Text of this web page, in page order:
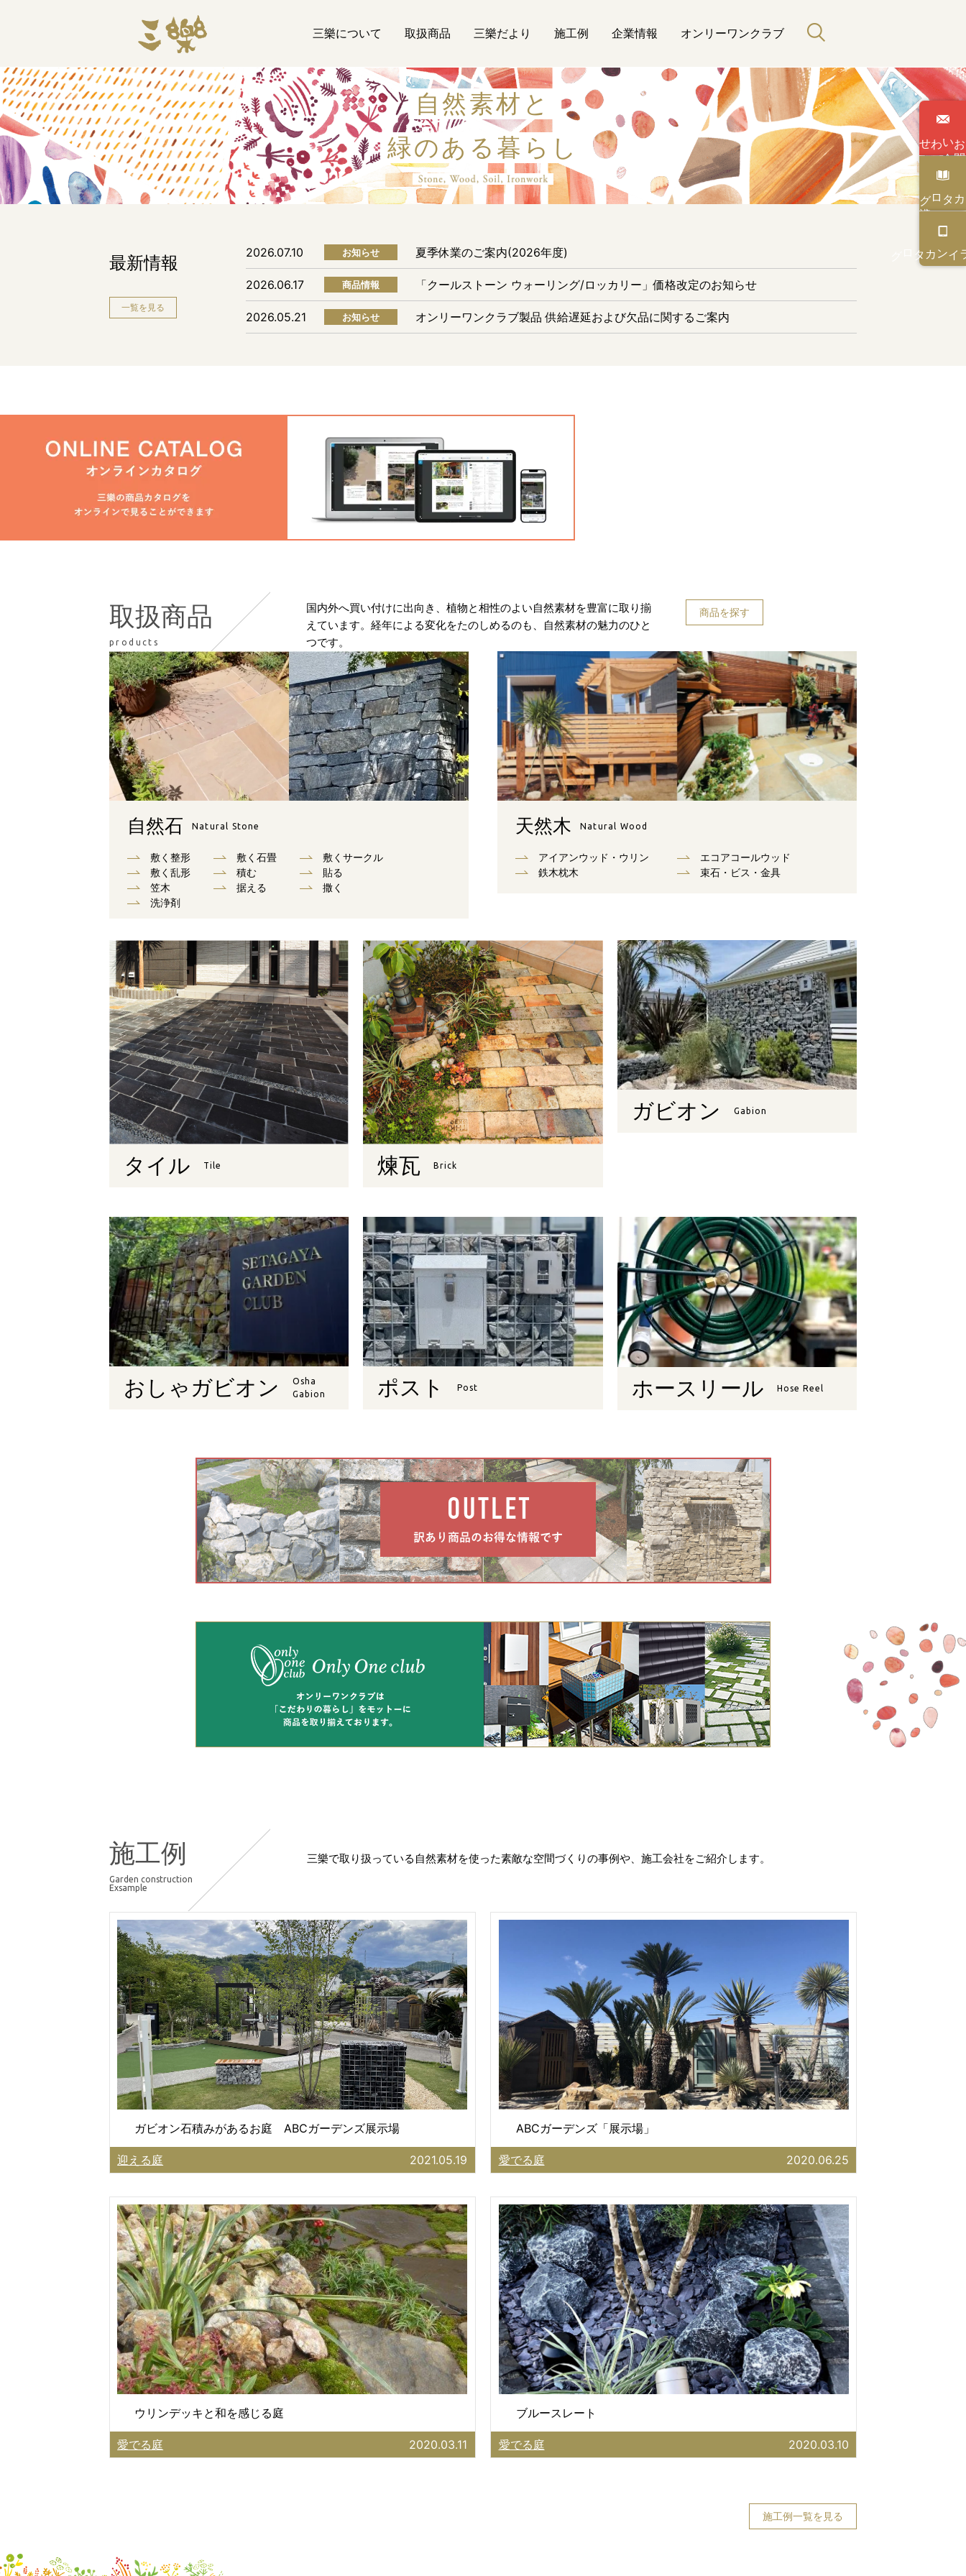
い
わせ
カタログ
オンライン
三樂について 取扱商品 三樂だより 施工例 企業情報 オンリーワンクラブ
自然素材と
緑のある暮らし
最新情報
一覧を見る
2026.07.10 お知らせ 夏季休業のご案内(2026年度)
2026.06.17 商品情報 「クールストーン ウォーリング/ロッカリー」価格改定のお知らせ
2026.05.21 お知らせ オンリーワンクラブ製品 供給遅延および欠品に関するご案内
取扱商品
products
国内外へ買い付けに出向き、植物と相性のよい自然素材を豊富に取り揃
えています。経年による変化をたのしめるのも、自然素材の魅力のひと
つです。
商品を探す
自然石 Natural Stone
敷く整形 敷く石畳
敷くサークル
敷く乱形
積む
貼る
笠木
据える
撒く
洗浄剤
天然木 Natural Wood
アイアンウッド・ウリン
エコアコールウッド
鉄木枕木
束⽯・ビス・⾦具
タイル Tile 煉瓦 Brick
ガビオン Gabion
おしゃガビオン
Osha
Gabion
ポスト Post ホースリール Hose Reel
施工例
Garden construction
Exsample
三樂で取り扱っている自然素材を使った素敵な空間づくりの事例や、施工会社をご紹介します。
ガビオン石積みがあるお庭 ABCガーデンズ展示場
迎える庭 2021.05.19
ABCガーデンズ「展示場」
愛でる庭 2020.06.25
ウリンデッキと和を感じる庭
愛でる庭 2020.03.11
ブルースレート
愛でる庭 2020.03.10
施工例一覧を見る